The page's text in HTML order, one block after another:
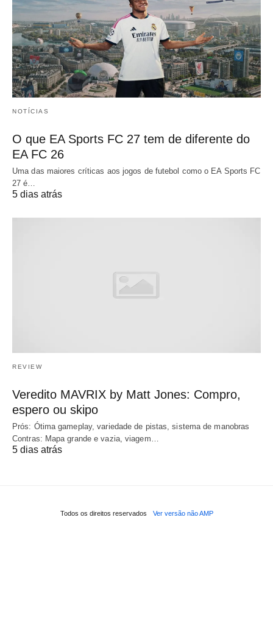
NOTÍCIAS
O que EA Sports FC 27 tem de diferente do
EA FC 26
Uma das maiores críticas aos jogos de futebol como o EA Sports FC
27 é…
5 dias atrás
REVIEW
Veredito MAVRIX by Matt Jones: Compro,
espero ou skipo
Prós: Ótima gameplay, variedade de pistas, sistema de manobras
Contras: Mapa grande e vazia, viagem…
5 dias atrás
Todos os direitos reservados Ver versão não AMP